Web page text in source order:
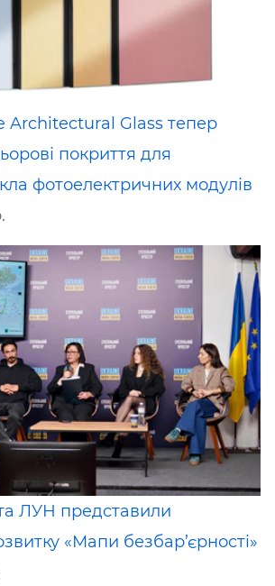
Architectural Glass тепер
покриття для
фотоелектричних модулів
ЛУН представили
«Мапи безбар’єрності»